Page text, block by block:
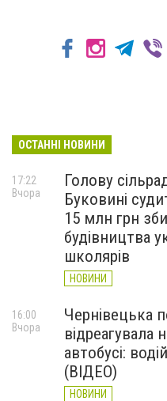
ОСТАННІ НОВИНИ
Голову
Буковині
15 млн грн
будівництва
школярів
НОВИНИ
17:22
Вчора
Чернівецька
відреагувала
автобусі:
(ВІДЕО)
НОВИНИ
16:00
Вчора